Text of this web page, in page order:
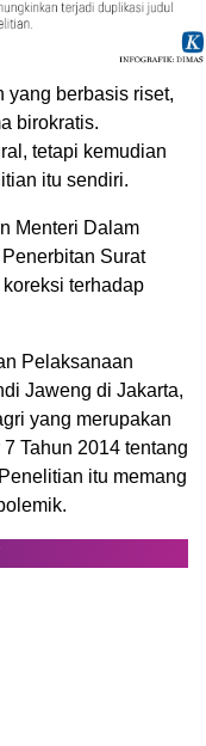
yang berbasis riset,
birokratis.
tetapi kemudian
itu sendiri.
Menteri Dalam
Surat
terhadap
Pelaksanaan
Jaweng di Jakarta,
yang merupakan
Tahun 2014 tentang
itu memang